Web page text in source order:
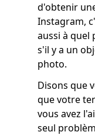
d'obtenir
Instagram,
aussi à
s'il y a un
photo.
Disons que
que votre
vous avez
seul